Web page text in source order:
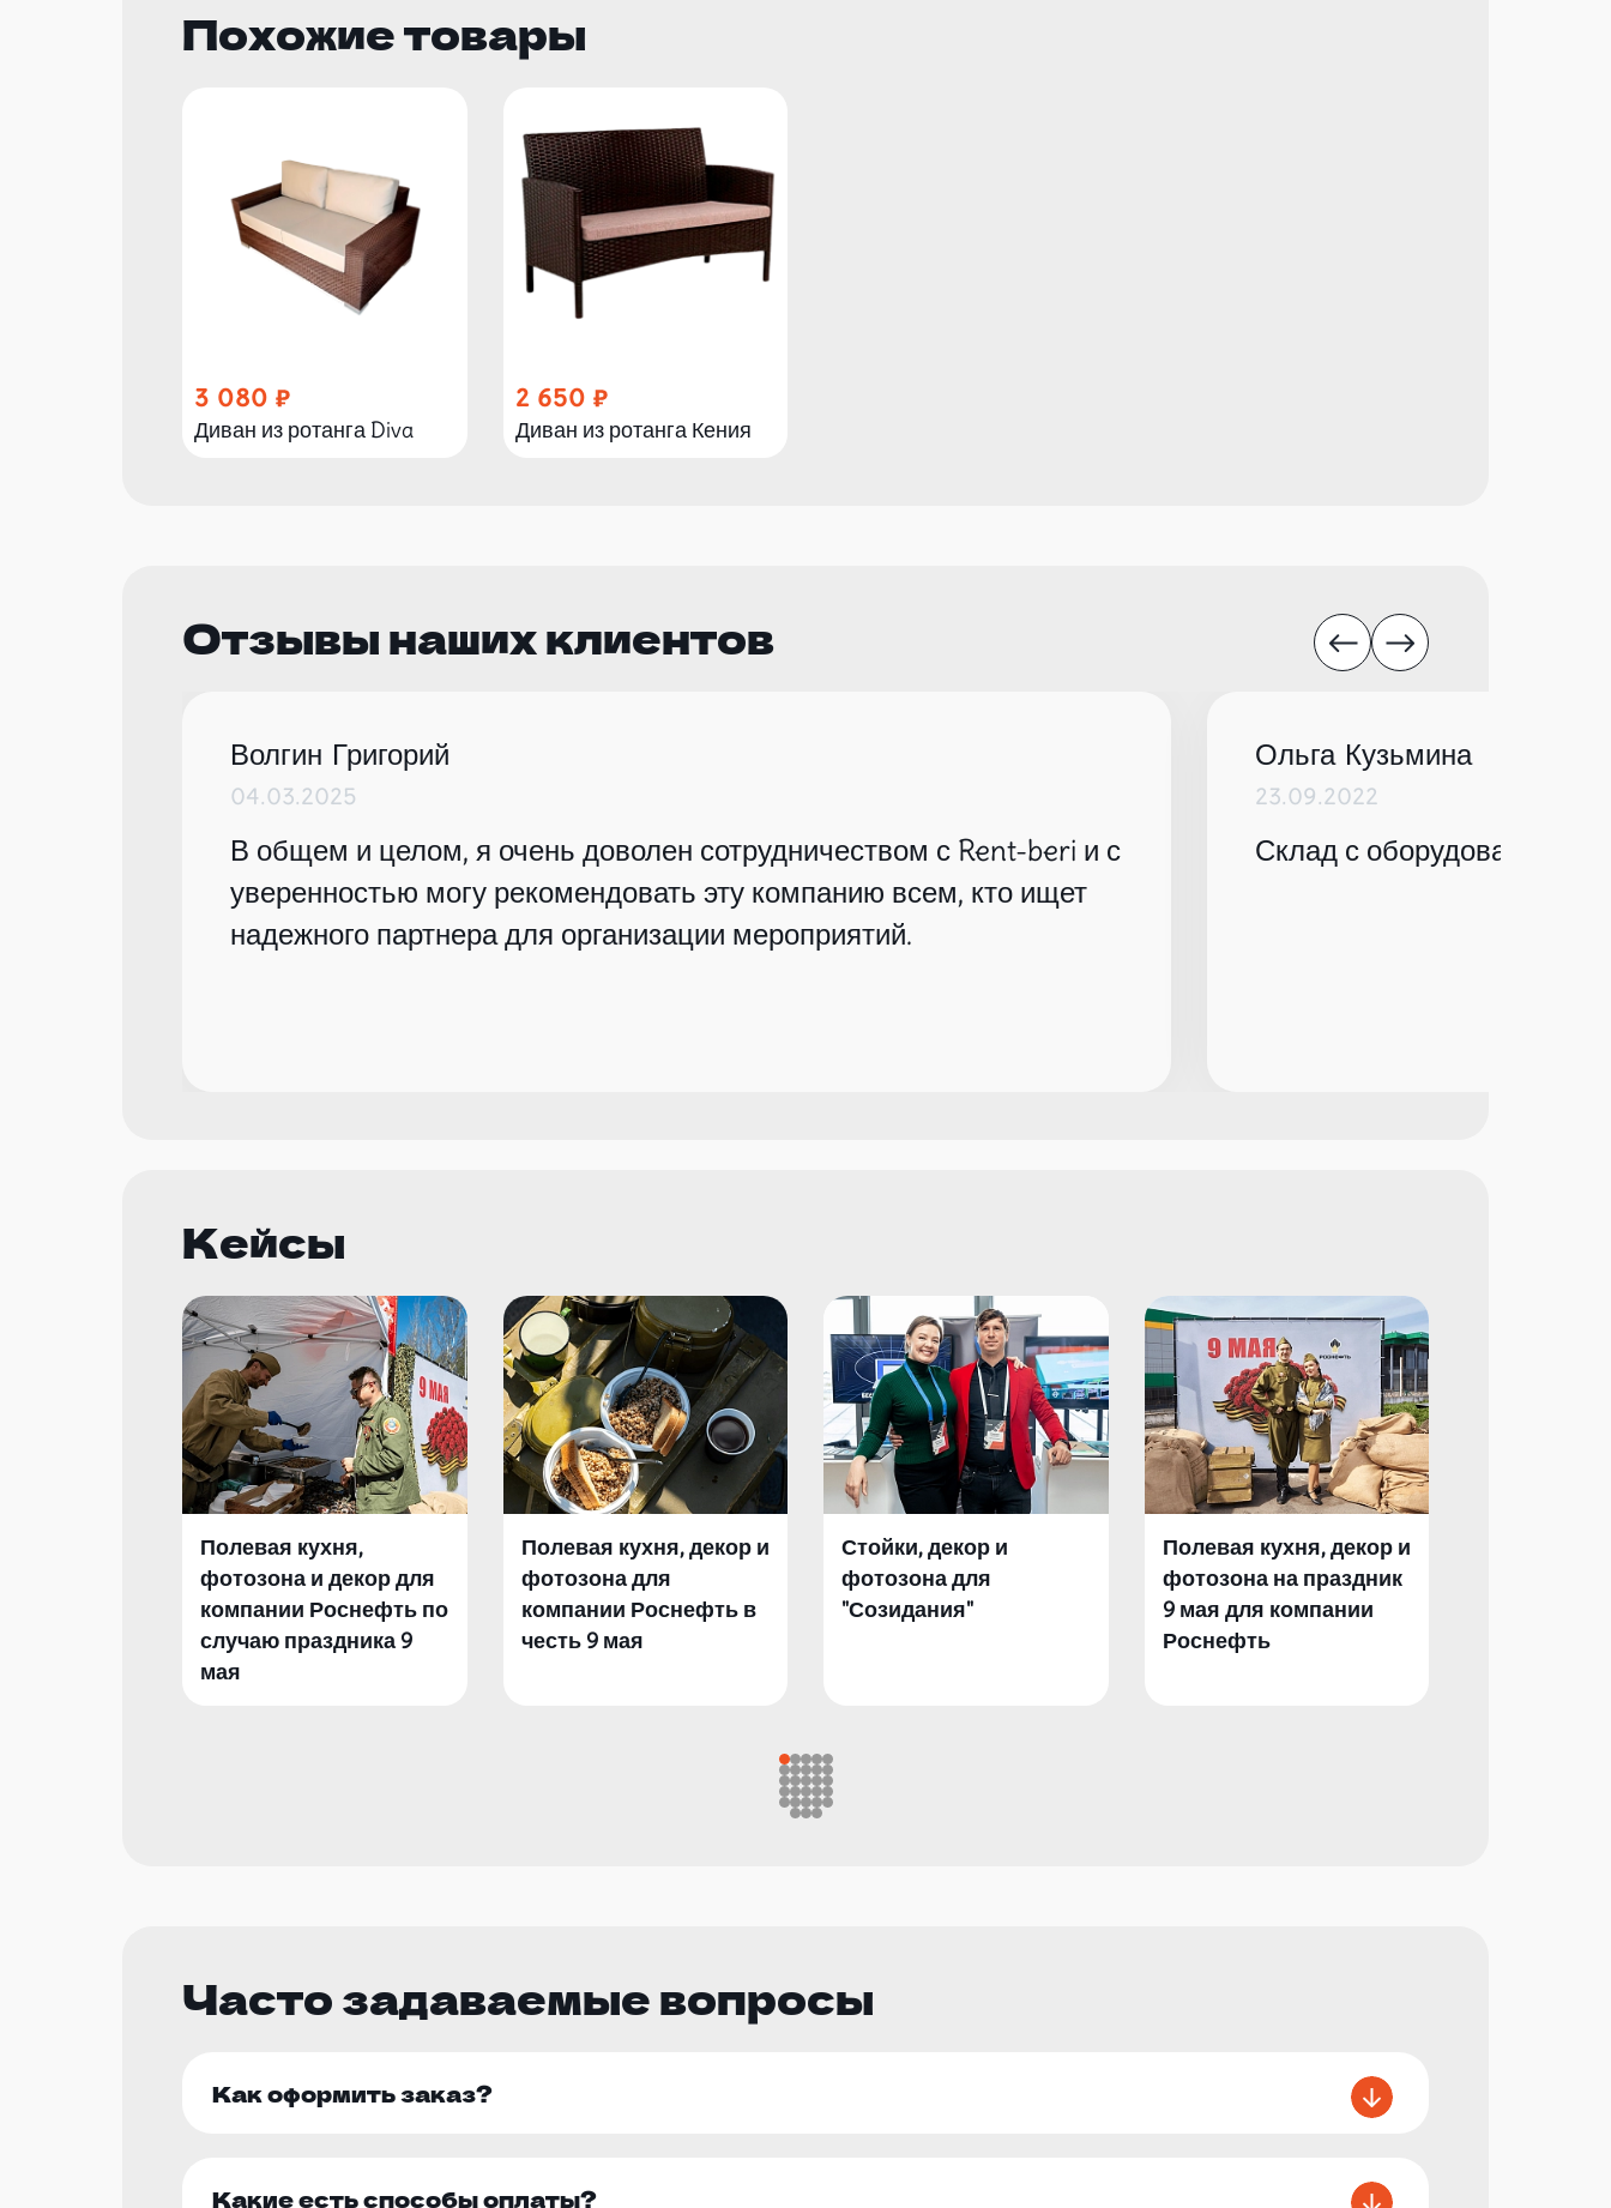
Похожие товары
3 080
Диван из ротанга Diva
2 650
Диван из ротанга Кения
Отзывы наших клиентов
Волгин Григорий
04.03.2025
В общем и целом, я очень доволен сотрудничеством с Rent-beri и с
уверенностью могу рекомендовать эту компанию всем, кто ищет
надежного партнера для организации мероприятий.
Ольга Кузьмина
23.09.2022
Склад с оборудованием
Кейсы
Полевая кухня,
фотозона и декор для
компании Роснефть по
случаю праздника 9
мая
Полевая кухня, декор и
фотозона для
компании Роснефть в
честь 9 мая
Стойки, декор и
фотозона для
"Созидания"
Полевая кухня, декор и
фотозона на праздник
9 мая для компании
Роснефть
Часто задаваемые вопросы
Как оформить заказ?
Какие есть способы оплаты?